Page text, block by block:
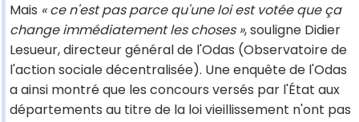
Mais « ce n'est pas parce qu'une loi est votée que ça
change immédiatement les choses », souligne Didier
Lesueur, directeur général de l'Odas (Observatoire de
l'action sociale décentralisée). Une enquête de l'Odas
a ainsi montré que les concours versés par l'État aux
départements au titre de la loi vieillissement n'ont pas